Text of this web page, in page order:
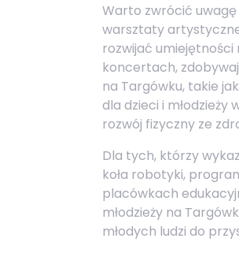
Warto zwrócić
warsztaty
rozwijać
koncertach,
na Targówku, takie
dla dzieci i
rozwój fizyczny ze
Dla tych, którzy
koła robotyki,
placówkach
młodzieży na
młodych ludzi do